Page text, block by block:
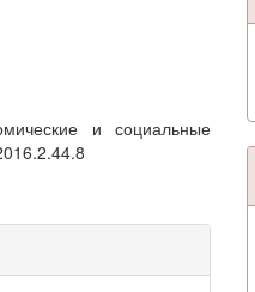
и социальные